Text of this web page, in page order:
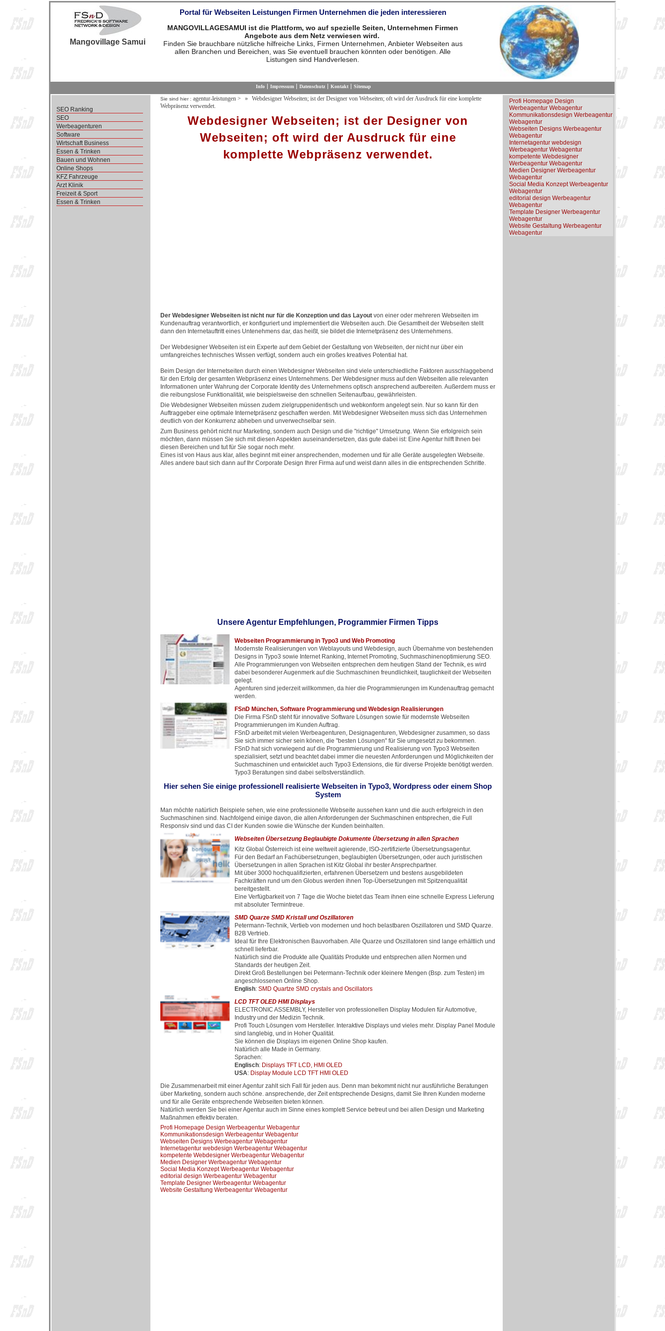
Mangovillage Samui
Portal für Webseiten Leistungen Firmen Unternehmen die jeden interessieren
MANGOVILLAGESAMUI ist die Plattform, wo auf spezielle Seiten, Unternehmen Firmen
Angebote aus dem Netz verwiesen wird.
Finden Sie brauchbare nützliche hilfreiche Links, Firmen Unternehmen, Anbieter Webseiten aus
allen Branchen und Bereichen, was Sie eventuell brauchen könnten oder benötigen. Alle
Listungen sind Handverlesen.
Info Impressum Datenschutz Kontakt Sitemap
SEO Ranking
SEO
Werbeagenturen
Software
Wirtschaft Business
Essen & Trinken
Bauen und Wohnen
Online Shops
KFZ Fahrzeuge
Arzt Klinik
Freizeit & Sport
Essen & Trinken
Sie sind hier : agentur-leistungen >
Webdesigner Webseiten; ist der Designer von Webseiten; oft wird der Ausdruck für eine komplette
Webpräsenz verwendet.
Webdesigner Webseiten; ist der Designer von
Webseiten; oft wird der Ausdruck für eine
komplette Webpräsenz verwendet.
Der Webdesigner Webseiten ist nicht nur für die Konzeption und das Layout von einer oder mehreren Webseiten im
Kundenauftrag verantwortlich, er konfiguriert und implementiert die Webseiten auch. Die Gesamtheit der Webseiten stellt
dann den Internetauftritt eines Untenehmens dar, das heißt, sie bildet die Internetpräsenz des Unternehmens.
Der Webdesigner Webseiten ist ein Experte auf dem Gebiet der Gestaltung von Webseiten, der nicht nur über ein
umfangreiches technisches Wissen verfügt, sondern auch ein großes kreatives Potential hat.
Beim Design der Internetseiten durch einen Webdesigner Webseiten sind viele unterschiedliche Faktoren ausschlaggebend
für den Erfolg der gesamten Webpräsenz eines Unternehmens. Der Webdesigner muss auf den Webseiten alle relevanten
Informationen unter Wahrung der Corporate Identity des Unternehmens optisch ansprechend aufbereiten. Außerdem muss er
die reibungslose Funktionalität, wie beispielsweise den schnellen Seitenaufbau, gewährleisten.
Die Webdesigner Webseiten müssen zudem zielgruppenidentisch und webkonform angelegt sein. Nur so kann für den
Auftraggeber eine optimale Internetpräsenz geschaffen werden. Mit Webdesigner Webseiten muss sich das Unternehmen
deutlich von der Konkurrenz abheben und unverwechselbar sein.
Zum Business gehört nicht nur Marketing, sondern auch Design und die "richtige" Umsetzung. Wenn Sie erfolgreich sein
möchten, dann müssen Sie sich mit diesen Aspekten auseinandersetzen, das gute dabei ist: Eine Agentur hilft Ihnen bei
diesen Bereichen und tut für Sie sogar noch mehr.
Eines ist von Haus aus klar, alles beginnt mit einer ansprechenden, modernen und für alle Geräte ausgelegten Webseite.
Alles andere baut sich dann auf Ihr Corporate Design Ihrer Firma auf und weist dann alles in die entsprechenden Schritte.
Unsere Agentur Empfehlungen, Programmier Firmen Tipps
Webseiten Programmierung in Typo3 und Web Promoting
Modernste Realisierungen von Weblayouts und Webdesign, auch Übernahme von bestehenden
Designs in Typo3 sowie Internet Ranking, Internet Promoting, Suchmaschinenoptimierung SEO.
Alle Programmierungen von Webseiten entsprechen dem heutigen Stand der Technik, es wird
dabei besonderer Augenmerk auf die Suchmaschinen freundlichkeit, tauglichkeit der Webseiten
gelegt.
Agenturen sind jederzeit willkommen, da hier die Programmierungen im Kundenauftrag gemacht
werden.
FSnD München, Software Programmierung und Webdesign Realisierungen
Die Firma FSnD steht für innovative Software Lösungen sowie für modernste Webseiten
Programmierungen im Kunden Auftrag.
FSnD arbeitet mit vielen Werbeagenturen, Designagenturen, Webdesigner zusammen, so dass
Sie sich immer sicher sein könen, die "besten Lösungen" für Sie umgesetzt zu bekommen.
FSnD hat sich vorwiegend auf die Programmierung und Realisierung von Typo3 Webseiten
spezialisiert, setzt und beachtet dabei immer die neuesten Anforderungen und Möglichkeiten der
Suchmaschinen und entwicklet auch Typo3 Extensions, die für diverse Projekte benötigt werden.
Typo3 Beratungen sind dabei selbstverständlich.
Hier sehen Sie einige professionell realisierte Webseiten in Typo3, Wordpress oder einem Shop
System
Man möchte natürlich Beispiele sehen, wie eine professionelle Webseite aussehen kann und die auch erfolgreich in den
Suchmaschinen sind. Nachfolgend einige davon, die allen Anforderungen der Suchmaschinen entsprechen, die Full
Responsiv sind und das CI der Kunden sowie die Wünsche der Kunden beinhalten.
Webseiten Übersetzung Beglaubigte Dokumente Übersetzung in allen Sprachen
Kitz Global Österreich ist eine weltweit agierende, ISO-zertifizierte Übersetzungsagentur.
Für den Bedarf an Fachübersetzungen, beglaubigten Übersetzungen, oder auch juristischen
Übersetzungen in allen Sprachen ist Kitz Global ihr bester Ansprechpartner.
Mit über 3000 hochqualifizierten, erfahrenen Übersetzern und bestens ausgebildeten
Fachkräften rund um den Globus werden ihnen Top-Übersetzungen mit Spitzenqualität
bereitgestellt.
Eine Verfügbarkeit von 7 Tage die Woche bietet das Team ihnen eine schnelle Express Lieferung
mit absoluter Termintreue.
SMD Quarze SMD Kristall und Oszillatoren
Petermann-Technik, Vertieb von modernen und hoch belastbaren Oszillatoren und SMD Quarze.
B2B Vertrieb.
Ideal für Ihre Elektronischen Bauvorhaben. Alle Quarze und Oszillatoren sind lange erhältlich und
schnell lieferbar.
Natürlich sind die Produkte alle Qualitäts Produkte und entsprechen allen Normen und
Standards der heutigen Zeit.
Direkt Groß Bestellungen bei Petermann-Technik oder kleinere Mengen (Bsp. zum Testen) im
angeschlossenen Online Shop.
English: SMD Quartze SMD crystals and Oscillators
LCD TFT OLED HMI Displays
ELECTRONIC ASSEMBLY, Hersteller von professionellen Display Modulen für Automotive,
Industry und der Medizin Technik.
Profi Touch Lösungen vom Hersteller. Interaktive Displays und vieles mehr. Display Panel Module
sind langlebig, und in Hoher Qualität.
Sie können die Displays im eigenen Online Shop kaufen.
Natürlich alle Made in Germany.
Sprachen:
Englisch: Displays TFT LCD, HMI OLED
USA: Display Module LCD TFT HMI OLED
Die Zusammenarbeit mit einer Agentur zahlt sich Fall für jeden aus. Denn man bekommt nicht nur ausführliche Beratungen
über Marketing, sondern auch schöne. ansprechende, der Zeit entsprechende Designs, damit Sie Ihren Kunden moderne
und für alle Geräte entsprechende Webseiten bieten können.
Natürlich werden Sie bei einer Agentur auch im Sinne eines komplett Service betreut und bei allen Design und Marketing
Maßnahmen effektiv beraten.
Profi Homepage Design Werbeagentur Webagentur
Kommunikationsdesign Werbeagentur Webagentur
Webseiten Designs Werbeagentur Webagentur
Internetagentur webdesign Werbeagentur Webagentur
kompetente Webdesigner Werbeagentur Webagentur
Medien Designer Werbeagentur Webagentur
Social Media Konzept Werbeagentur Webagentur
editorial design Werbeagentur Webagentur
Template Designer Werbeagentur Webagentur
Website Gestaltung Werbeagentur Webagentur
Profi Homepage Design
Werbeagentur Webagentur
Kommunikationsdesign Werbeagentur
Webagentur
Webseiten Designs Werbeagentur
Webagentur
Internetagentur webdesign
Werbeagentur Webagentur
kompetente Webdesigner
Werbeagentur Webagentur
Medien Designer Werbeagentur
Webagentur
Social Media Konzept Werbeagentur
Webagentur
editorial design Werbeagentur
Webagentur
Template Designer Werbeagentur
Webagentur
Website Gestaltung Werbeagentur
Webagentur